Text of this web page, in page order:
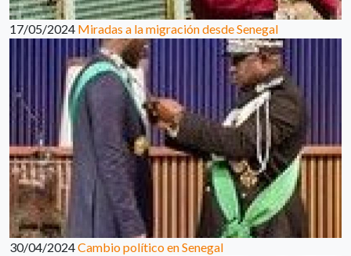
17/05/2024 Miradas a la migración desde Senegal
30/04/2024Cambio político en Senegal